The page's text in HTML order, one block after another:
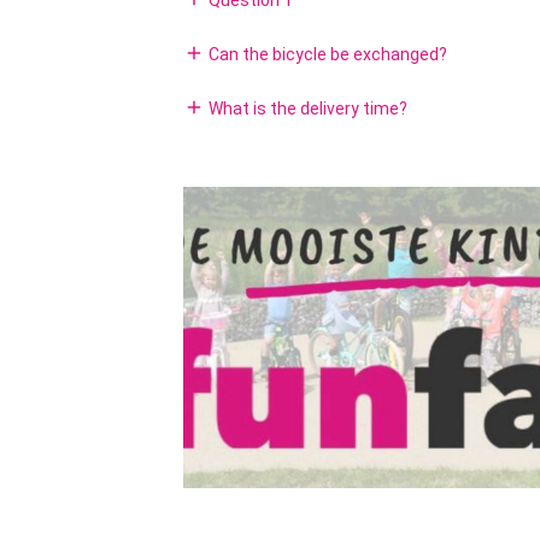
add Can the bicycle be exchanged?
add What is the delivery time?